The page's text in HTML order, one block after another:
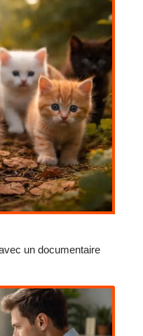
un documentaire